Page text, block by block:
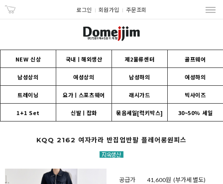
로그인 회원가입 주문조회
NEW 신상 국내ㅣ해외생산 제2물류센터 골프웨어
남성상의 여성상의 남성하의 여성하의
트레이닝 요가ㅣ스포츠웨어 래시가드 빅사이즈
1+1 Set 신발ㅣ잡화 묶음세일[럭키박스] 30~50% 세일
KQQ 2162 여자카라 반집업반팔 플레어롱원피스
공급가 41,600원 (부가세 별도)